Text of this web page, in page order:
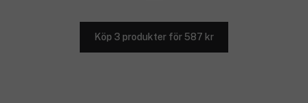
Köp 3 produkter för 587 kr